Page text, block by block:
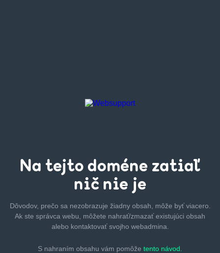
Na tejto doméne zatiaľ
nič nie je
Dôvodov, prečo sa nezobrazuje žiadny obsah, môže byťviacero.
Ak ste správca webu, môžete nahrať/zmazaťexistujúci obsah
alebo kontaktovať svojho webadmina.
S nahraním obsahu vám pomôže tento návod.